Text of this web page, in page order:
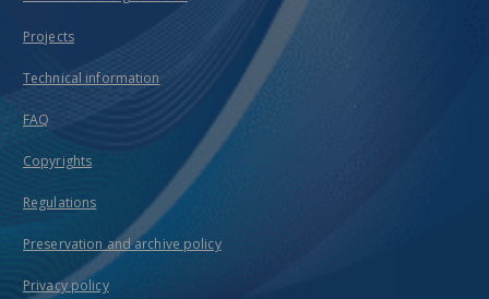
Projects
Technical information
FAQ
Copyrights
Regulations
Preservation and archive policy
Privacy policy